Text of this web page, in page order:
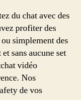
du chat avec des
profiter des
simplement des
sans aucune set
vidéo
Nos
de vos